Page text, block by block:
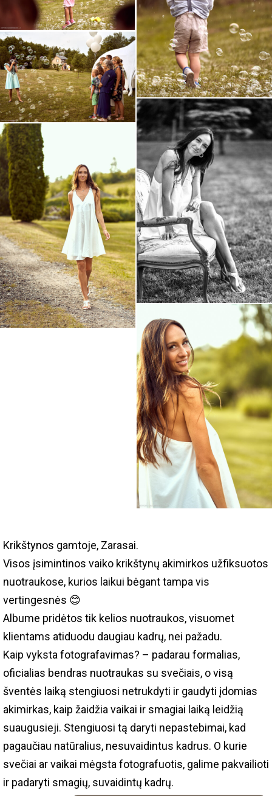
Krikštynos gamtoje, Zarasai.
Visos įsimintinos vaiko krikštynų akimirkos užfiksuotos
nuotraukose, kurios laikui bėgant tampa vis
vertingesnės 😊
Albume pridėtos tik kelios nuotraukos, visuomet
klientams atiduodu daugiau kadrų, nei pažadu.
Kaip vyksta fotografavimas? – padarau formalias,
oficialias bendras nuotraukas su svečiais, o visą
šventės laiką stengiuosi netrukdyti ir gaudyti įdomias
akimirkas, kaip žaidžia vaikai ir smagiai laiką leidžią
suaugusieji. Stengiuosi tą daryti nepastebimai, kad
pagaučiau natūralius, nesuvaidintus kadrus. O kurie
svečiai ar vaikai mėgsta fotografuotis, galime pakvailioti
ir padaryti smagių, suvaidintų kadrų.